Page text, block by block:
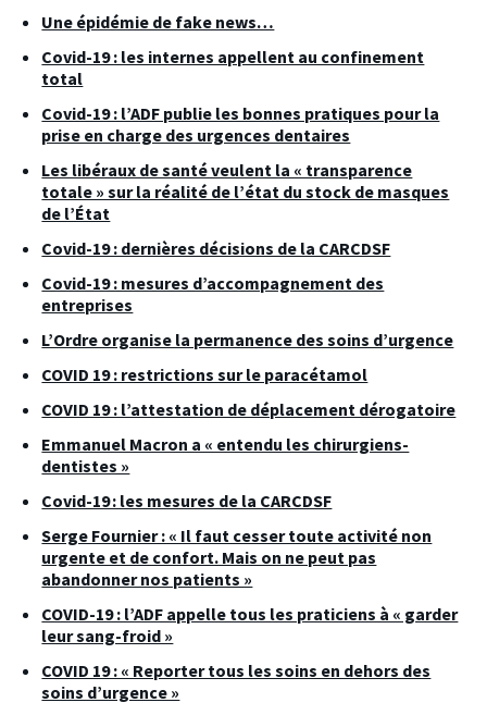
Une épidémie de fake news…
Covid-19 : les internes appellent au confinement
total
Covid-19 : l’ADF publie les bonnes pratiques pour la
prise en charge des urgences dentaires
Les libéraux de santé veulent la « transparence
totale » sur la réalité de l’état du stock de masques
de l’État
Covid-19 : dernières décisions de la CARCDSF
Covid-19 : mesures d’accompagnement des
entreprises
L’Ordre organise la permanence des soins d’urgence
COVID 19 : restrictions sur le paracétamol
COVID 19 : l’attestation de déplacement dérogatoire
Emmanuel Macron a « entendu les chirurgiens-
dentistes »
Covid-19 : les mesures de la CARCDSF
Serge Fournier : « Il faut cesser toute activité non
urgente et de confort. Mais on ne peut pas
abandonner nos patients »
COVID-19 : l’ADF appelle tous les praticiens à « garder
leur sang-froid »
COVID 19 : « Reporter tous les soins en dehors des
soins d’urgence »